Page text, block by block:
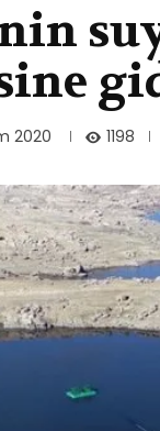
2020 1198